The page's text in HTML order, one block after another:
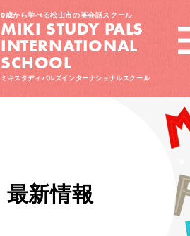
0歳から学べる松山市の英会話スクール
MIKI STUDY PALS
INTERNATIONAL
SCHOOL
ミキスタディパルズインターナショナルスクール
最新情報